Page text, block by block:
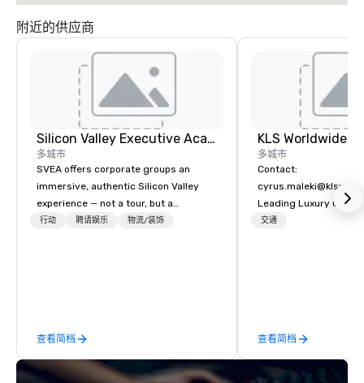
附近的供应商
Silicon Valley Executive Academy
多城市
SVEA offers corporate groups an
immersive, authentic Silicon Valley
experience — not a tour, but a
transformation. We design and
offsites. Whether your group wants to
think like a Silicon Valley founder,
explore the mindsets driving the
行动 聘请娱乐 物流/装饰
查看简档
多城市
Contact:
Leading Luxury
Transportation
交通
查看简档